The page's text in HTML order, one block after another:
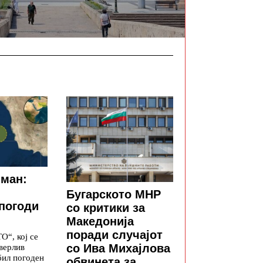
кој се
погоден
Бугарското МНР
со критики за
Македонија
поради случајот
со Ива Михајлова